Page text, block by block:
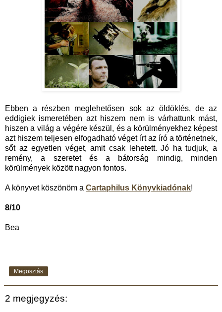
Ebben a részben meglehetősen sok az öldöklés, de az
eddigiek ismeretében azt hiszem nem is várhattunk mást,
hiszen a világ a végére készül, és a körülményekhez képest
azt hiszem teljesen elfogadható véget írt az író a történetnek,
sőt az egyetlen véget, amit csak lehetett. Jó ha tudjuk, a
remény, a szeretet és a bátorság mindig, minden
körülmények között nagyon fontos.
A könyvet köszönöm a Cartaphilus Könyvkiadónak!
8/10
Bea
Megosztás
2 megjegyzés: